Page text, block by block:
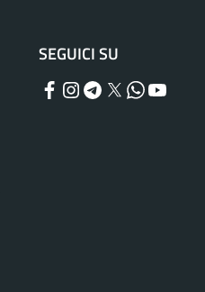
SEGUICI SU
Facebook
Instagram
Telegram
TwitterWhatsApp